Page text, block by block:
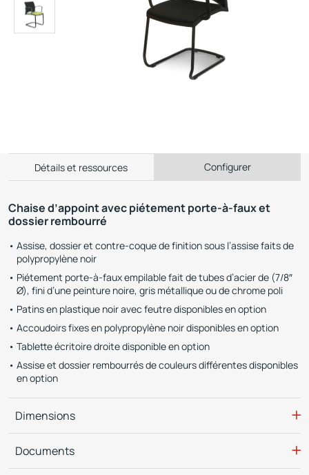
Détails et ressources Configurer
Chaise d’appoint avec piétement porte-à-faux et
dossier rembourré
Assise, dossier et contre-coque de finition sous l’assise faits de
polypropylène noir
Piétement porte-à-faux empilable fait de tubes d’acier de (7/8″
Ø), fini d’une peinture noire, gris métallique ou de chrome poli
Patins en plastique noir avec feutre disponibles en option
Accoudoirs fixes en polypropylène noir disponibles en option
Tablette écritoire droite disponible en option
Assise et dossier rembourrés de couleurs différentes disponibles
en option
Dimensions
Documents